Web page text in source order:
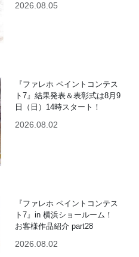
2026.08.05
『ファレホ ペイントコンテス
ト7』結果発表＆表彰式は8月9
日（日）14時スタート！
2026.08.02
『ファレホ ペイントコンテス
ト7』in 横浜ショールーム！
お客様作品紹介 part28
2026.08.02